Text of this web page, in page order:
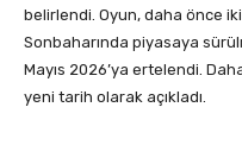
belirlendi. Oyun, daha önce
Sonbaharında piyasaya
Mayıs 2026’ya ertelendi.
yeni tarih olarak açıkladı.